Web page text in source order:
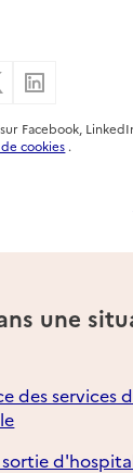
emailsur Facebook
Partager sur X
Facebook,
cookies .
une
des services
sortie